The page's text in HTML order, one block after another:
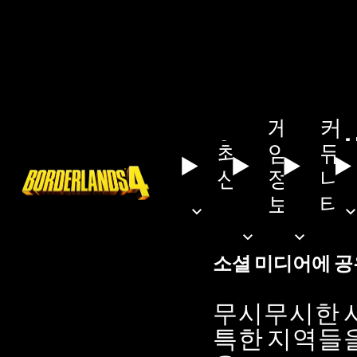
최
신
게
임
정
보
커
뮤
니
티
보더
예상 읽는 시간 1
소셜 미디어에
무시무시한
특한 지역들